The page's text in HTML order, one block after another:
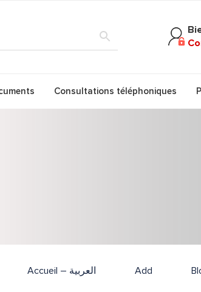
Consultations téléphoniques
Accueil – العربية Add